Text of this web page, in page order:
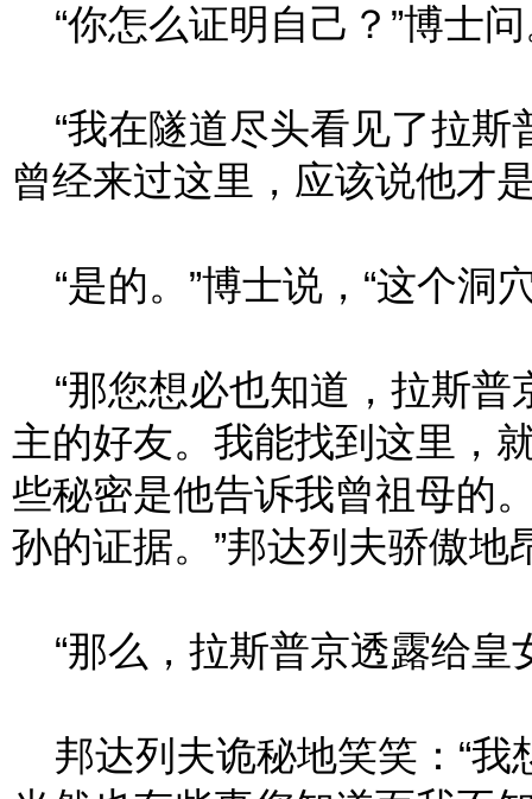
“你怎么证明自己？”博士
“我在隧道尽头看见了拉斯
曾经来过这里，应该说他才
“是的。”博士说，“这个洞
“那您想必也知道，拉斯普
主的好友。我能找到这里，
些秘密是他告诉我曾祖母的
孙的证据。”邦达列夫骄傲地
“那么，拉斯普京透露给皇
邦达列夫诡秘地笑笑：“我